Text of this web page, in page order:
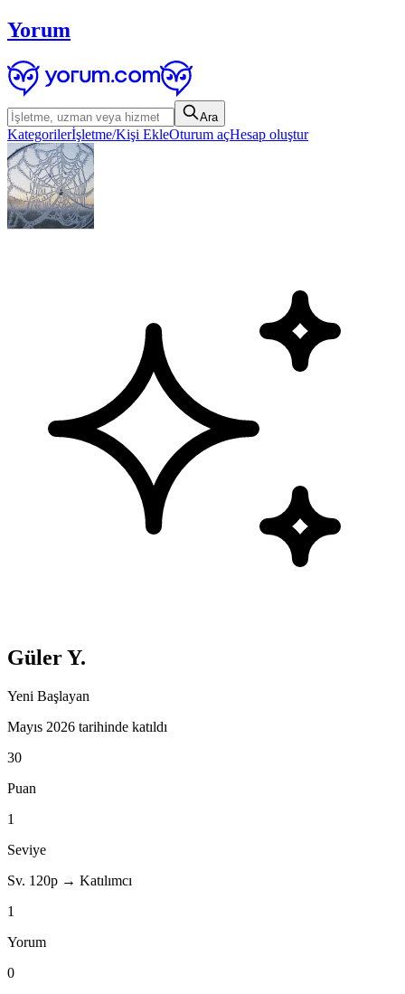
Yorum
Ara
Kategorilerİşletme/Kişi EkleOturum açHesap oluştur
Güler Y.
Yeni Başlayan
Mayıs 2026 tarihinde katıldı
30
Puan
1
Seviye
Sv. 1 20p → Katılımcı
1
Yorum
0